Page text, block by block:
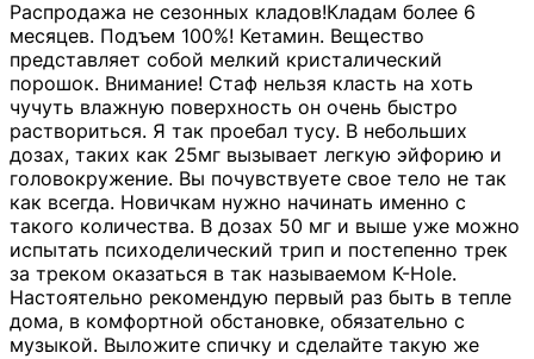
Распродажа не сезонных кладов!Кладам более 6
месяцев. Подъем 100%! Кетамин. Вещество
представляет собой мелкий кристалический
порошок. Внимание! Стаф нельзя класть на хоть
чучуть влажную поверхность он очень быстро
раствориться. Я так проебал тусу. В небольших
дозах, таких как 25мг вызывает легкую эйфорию и
головокружение. Вы почувствуете свое тело не так
как всегда. Новичкам нужно начинать именно с
такого количества. В дозах 50 мг и выше уже можно
испытать психоделический трип и постепенно трек
за треком оказаться в так называемом К-Hole.
Настоятельно рекомендую первый раз быть в тепле
дома, в комфортной обстановке, обязательно с
музыкой. Выложите спичку и сделайте такую же